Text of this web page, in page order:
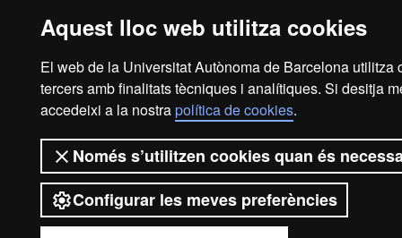
Aquest lloc web utilitza cookies
El web de la Universitat Autònoma de Barcelona utilitza
tercers amb finalitats tècniques i analítiques. Si desitja
accedeixi a la nostrapolítica de cookies.
Només s’utilitzen cookies quan és
Configurar les meves preferències